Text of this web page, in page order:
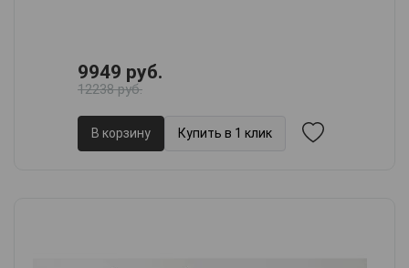
9949 руб.
12238 руб.
В корзину Купить в 1 клик